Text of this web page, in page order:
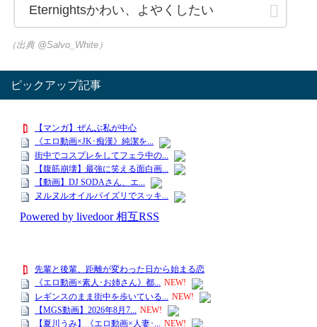
Eternightsかわい、よやくしたい
（出典 @Salvo_White）
ピックアップ記事